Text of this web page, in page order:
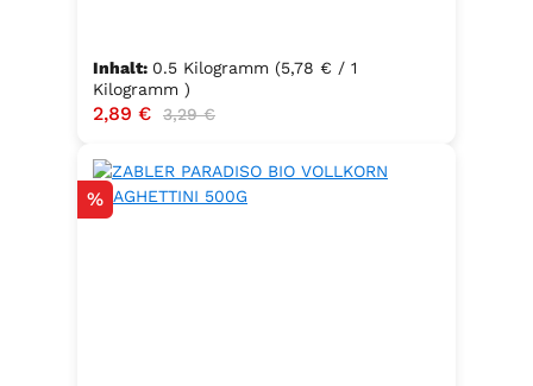
Inhalt: 0.5 Kilogramm (5,78 € / 1
Kilogramm )
Verkaufspreis:
2,89 € Regulärer Preis:
3,29 €
Rabatt
%